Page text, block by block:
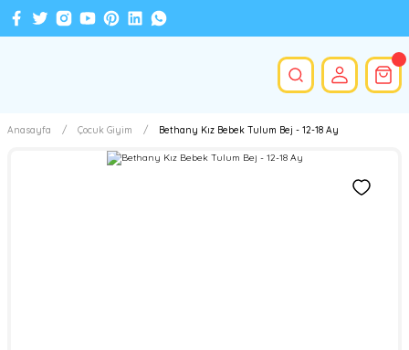
Anasayfa Çocuk Giyim Bethany Kız Bebek Tulum Bej - 12-18 Ay